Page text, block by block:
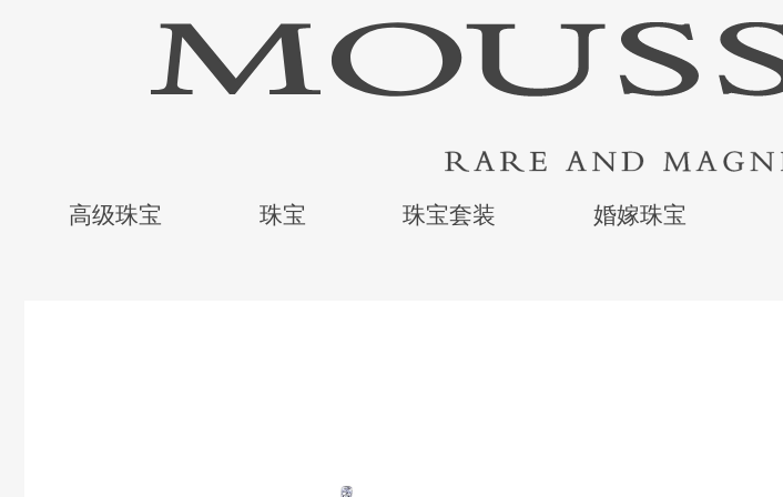
高级珠宝 珠宝 珠宝套装 婚嫁珠宝